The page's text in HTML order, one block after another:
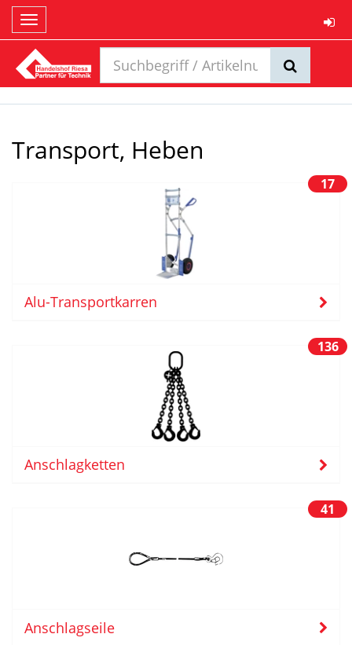
Toggle
navigation
Transport, Heben
17
Alu-Transportkarren
136
Anschlagketten
41
Anschlagseile